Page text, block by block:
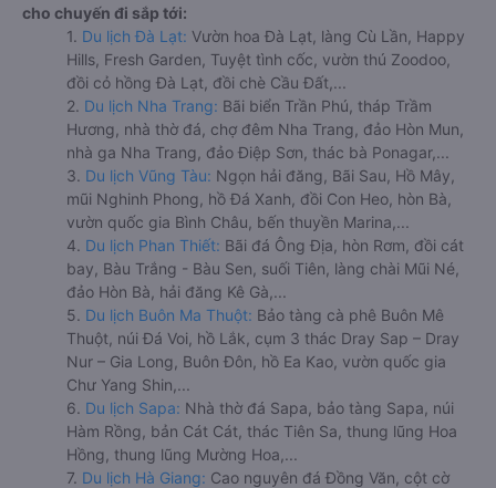
cho chuyến đi sắp tới:
1. Du lịch Đà Lạt: Vườn hoa Đà Lạt, làng Cù Lần, Happy
Hills, Fresh Garden, Tuyệt tình cốc, vườn thú Zoodoo,
đồi cỏ hồng Đà Lạt, đồi chè Cầu Đất,...
2. Du lịch Nha Trang: Bãi biển Trần Phú, tháp Trầm
Hương, nhà thờ đá, chợ đêm Nha Trang, đảo Hòn Mun,
nhà ga Nha Trang, đảo Điệp Sơn, thác bà Ponagar,...
3. Du lịch Vũng Tàu: Ngọn hải đăng, Bãi Sau, Hồ Mây,
mũi Nghinh Phong, hồ Đá Xanh, đồi Con Heo, hòn Bà,
vườn quốc gia Bình Châu, bến thuyền Marina,...
4. Du lịch Phan Thiết: Bãi đá Ông Địa, hòn Rơm, đồi cát
bay, Bàu Trắng - Bàu Sen, suối Tiên, làng chài Mũi Né,
đảo Hòn Bà, hải đăng Kê Gà,...
5. Du lịch Buôn Ma Thuột: Bảo tàng cà phê Buôn Mê
Thuột, núi Đá Voi, hồ Lắk, cụm 3 thác Dray Sap – Dray
Nur – Gia Long, Buôn Đôn, hồ Ea Kao, vườn quốc gia
Chư Yang Shin,...
6. Du lịch Sapa: Nhà thờ đá Sapa, bảo tàng Sapa, núi
Hàm Rồng, bản Cát Cát, thác Tiên Sa, thung lũng Hoa
Hồng, thung lũng Mường Hoa,...
7. Du lịch Hà Giang: Cao nguyên đá Đồng Văn, cột cờ